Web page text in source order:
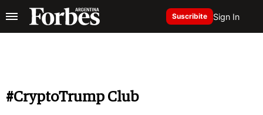
Suscribite Sign In
#CryptoTrump Club